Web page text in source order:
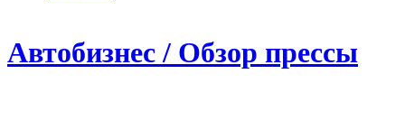
Автобизнес / Обзор прессы